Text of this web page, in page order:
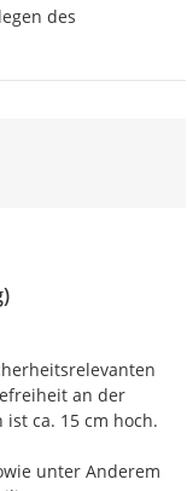
des
an der
ca. 15 cm hoch.
unter Anderem